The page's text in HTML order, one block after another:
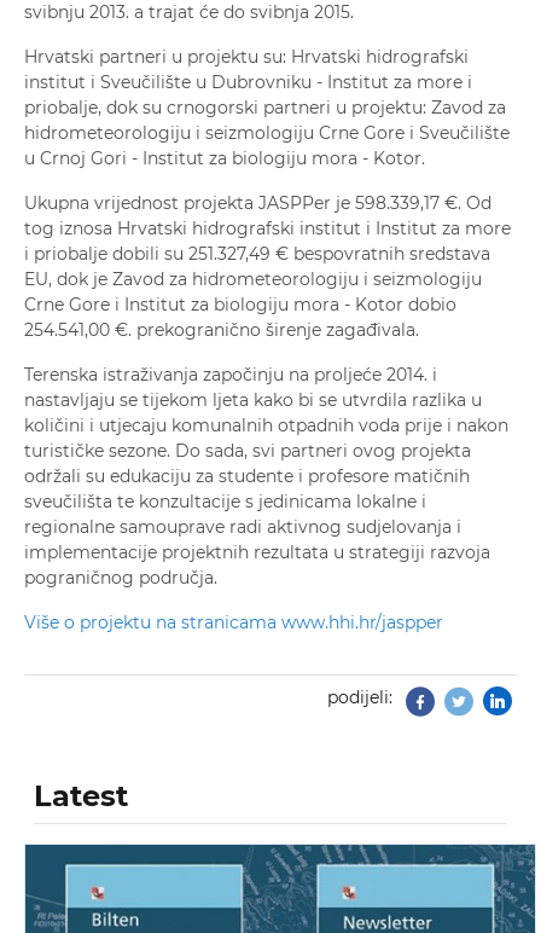
svibnju 2013. a trajat će do svibnja 2015.
Hrvatski partneri u projektu su: Hrvatski hidrografski
institut i Sveučilište u Dubrovniku - Institut za more i
priobalje, dok su crnogorski partneri u projektu: Zavod za
hidrometeorologiju i seizmologiju Crne Gore i Sveučilište
u Crnoj Gori - Institut za biologiju mora - Kotor.
Ukupna vrijednost projekta JASPPer je 598.339,17 €. Od
tog iznosa Hrvatski hidrografski institut i Institut za more
i priobalje dobili su 251.327,49 € bespovratnih sredstava
EU, dok je Zavod za hidrometeorologiju i seizmologiju
Crne Gore i Institut za biologiju mora - Kotor dobio
254.541,00 €. prekogranično širenje zagađivala.
Terenska istraživanja započinju na proljeće 2014. i
nastavljaju se tijekom ljeta kako bi se utvrdila razlika u
količini i utjecaju komunalnih otpadnih voda prije i nakon
turističke sezone. Do sada, svi partneri ovog projekta
održali su edukaciju za studente i profesore matičnih
sveučilišta te konzultacije s jedinicama lokalne i
regionalne samouprave radi aktivnog sudjelovanja i
implementacije projektnih rezultata u strategiji razvoja
pograničnog područja.
Više o projektu na stranicama www.hhi.hr/jaspper
podijeli: Facebook
Twitter
Latest